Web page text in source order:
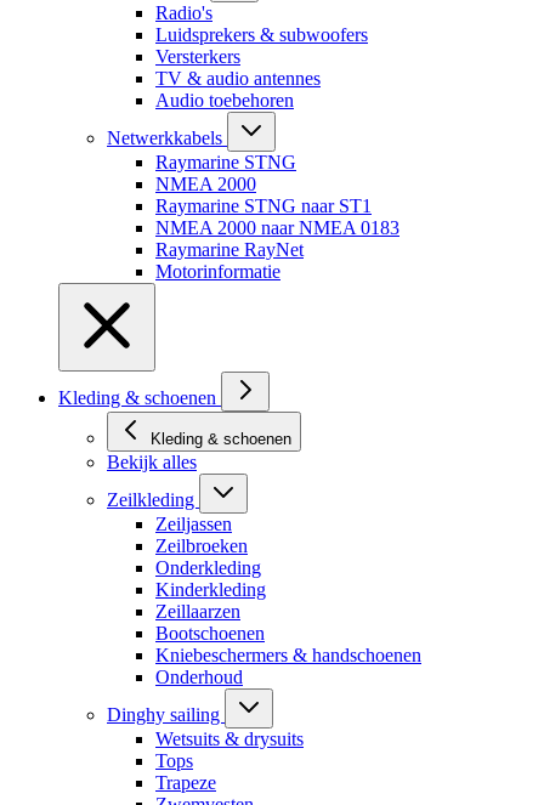
Radio's
Luidsprekers & subwoofers
Versterkers
TV & audio antennes
Audio toebehoren
Netwerkkabels
Raymarine STNG
NMEA 2000
Raymarine STNG naar ST1
NMEA 2000 naar NMEA 0183
Raymarine RayNet
Motorinformatie
Kleding & schoenen
Kleding & schoenen
Bekijk alles
Zeilkleding
Zeiljassen
Zeilbroeken
Onderkleding
Kinderkleding
Zeillaarzen
Bootschoenen
Kniebeschermers & handschoenen
Onderhoud
Dinghy sailing
Wetsuits & drysuits
Tops
Trapeze